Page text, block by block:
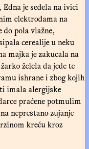
je sedela na ivici
elektrodama na
do pola vlažne,
cerealije u neku
majka je zakucala na
želela da jede te
ishrane i zbog kojih
imala alergijske
praćene potmulim
neprestano zujanje
kreću kroz